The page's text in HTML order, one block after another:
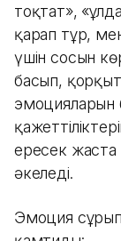
тоқтат»,
қарап тұр,
үшін сосын
басып,
эмоцияларын
ересек жаста
әкеледі.
Эмоция